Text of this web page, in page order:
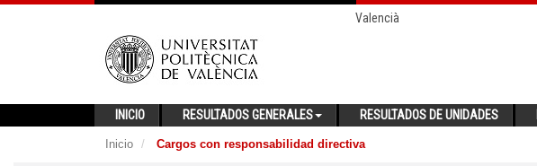
Valencià
INICIO RESULTADOS GENERALES RESULTADOS DE UNIDADES
Inicio Cargos con responsabilidad directiva